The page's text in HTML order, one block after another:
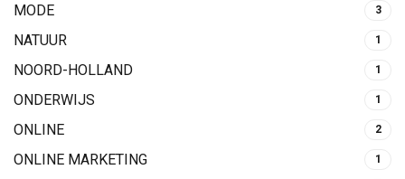
MODE 3
NATUUR 1
NOORD-HOLLAND 1
ONDERWIJS 1
ONLINE 2
ONLINE MARKETING 1